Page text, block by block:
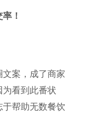
！
案，成了商家
看到此番状
帮助无数餐饮